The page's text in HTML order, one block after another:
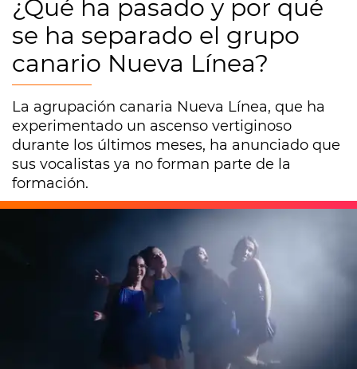
¿Qué ha pasado y por qué
se ha separado el grupo
canario Nueva Línea?
La agrupación canaria Nueva Línea, que ha
experimentado un ascenso vertiginoso
durante los últimos meses, ha anunciado que
sus vocalistas ya no forman parte de la
formación.